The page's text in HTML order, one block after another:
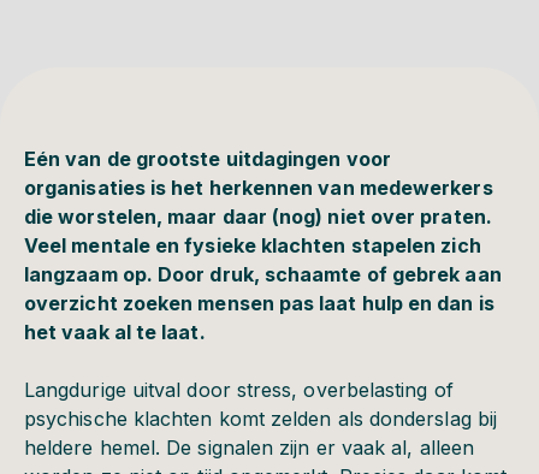
Eén van de grootste uitdagingen voor
organisaties is het herkennen van medewerkers
die worstelen, maar daar (nog) niet over praten.
Veel mentale en fysieke klachten stapelen zich
langzaam op. Door druk, schaamte of gebrek aan
overzicht zoeken mensen pas laat hulp en dan is
het vaak al te laat.
Langdurige uitval door stress, overbelasting of
psychische klachten komt zelden als donderslag bij
heldere hemel. De signalen zijn er vaak al, alleen